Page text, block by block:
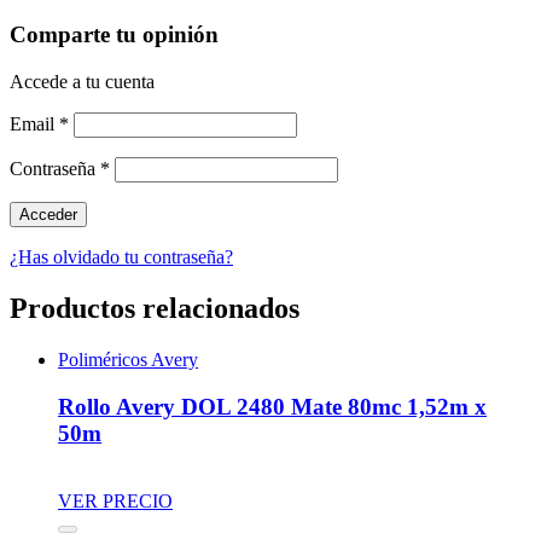
Comparte tu opinión
Accede a tu cuenta
Email *
Contraseña *
¿Has olvidado tu contraseña?
Productos relacionados
Poliméricos Avery
Rollo Avery DOL 2480 Mate 80mc 1,52m x
50m
VER PRECIO